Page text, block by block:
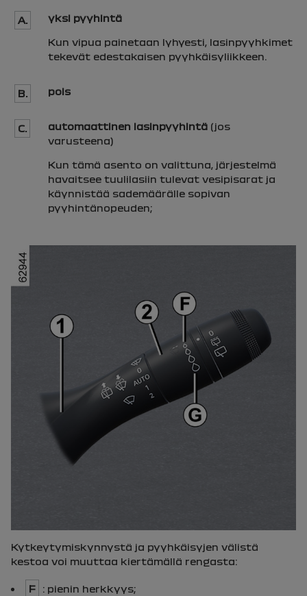
A. yksi pyyhintä
Kun vipua painetaan lyhyesti, lasinpyyhkimet
tekevät edestakaisen pyyhkäisyliikkeen.
B. pois
C. automaattinen lasinpyyhintä (jos
varusteena)
Kun tämä asento on valittuna, järjestelmä
havaitsee tuulilasiin tulevat vesipisarat ja
käynnistää sademäärälle sopivan
pyyhintänopeuden;
Kytkeytymiskynnystä ja pyyhkäisyjen välistä
kestoa voi muuttaa kiertämällä rengasta:
F
: pienin herkkyys;